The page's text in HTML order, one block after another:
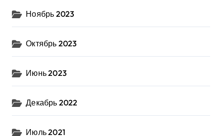
Ноябрь 2023
Октябрь 2023
Июнь 2023
Декабрь 2022
Июль 2021